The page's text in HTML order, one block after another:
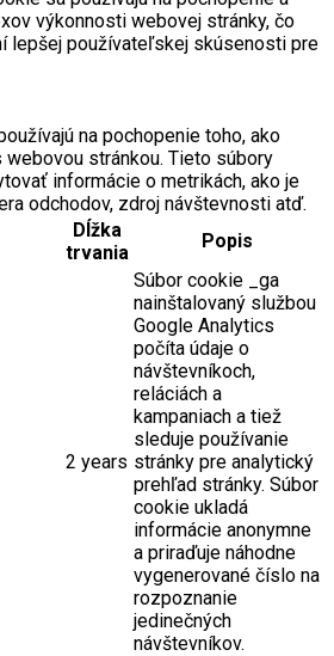
výkonnosti webovej stránky, čo
lepšej používateľskej skúsenosti pre
na pochopenie toho, ako
webovou stránkou. Tieto súbory
informácie o metrikách, ako je
odchodov, zdroj návštevnosti atď.
Dĺžka
trvania
Popis
2 years
Súbor cookie _ga
nainštalovaný službou
Google Analytics
počíta údaje o
návštevníkoch,
reláciách a
kampaniach a tiež
sleduje používanie
stránky pre analytický
prehľad stránky. Súbor
cookie ukladá
informácie anonymne
a priraďuje náhodne
vygenerované číslo na
rozpoznanie
jedinečných
návštevníkov.